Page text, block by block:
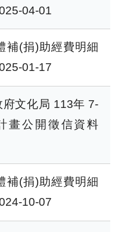
04-01
補(捐)助經費明細
01-17
府文化局 113年 7-
畫公開徵信資料
補(捐)助經費明細
10-07